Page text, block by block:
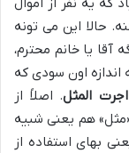
که یه نفر از اموال
حالا این می تونه
آقا یا خانم محترم،
اندازه اون سودی که
اجرت المثل. اصلاً از
هم یعنی شبیه
بهای استفاده از